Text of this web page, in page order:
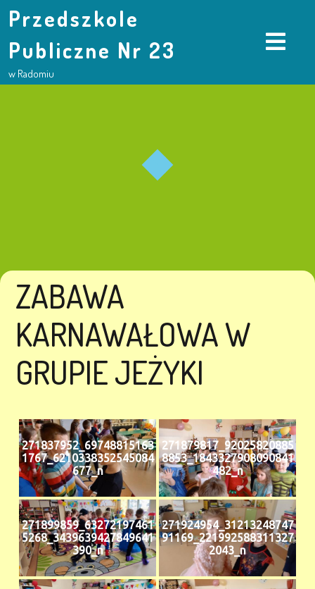
Przedszkole
Publiczne Nr 23
w Radomiu
ZABAWA
KARNAWAŁOWA W
GRUPIE JEŻYKI
271837952_69748815163
1767_6210338352545084
677_n
271879817_92025820885
8853_1843327908090841
482_n
271899859_63272197461
5268_3439639427849641
390_n
271924954_31213248747
91169_221992588311327
2043_n